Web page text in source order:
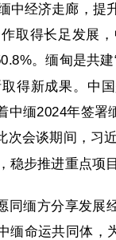
中经济走廊，提
取得长足发展
。缅甸是共
得新成果。中
缅2024年签署
会谈期间，习
步推进重点项
同缅方分享发
缅命运共同体，